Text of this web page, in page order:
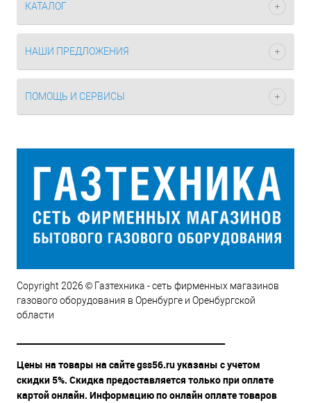
КАТАЛОГ
НАШИ ПРЕДЛОЖЕНИЯ
ПОМОЩЬ И СЕРВИСЫ
Copyright 2026 © Газтехника - сеть фирменных магазинов
газового оборудования в Оренбурге и Оренбургской
области
Цены на товары на сайте gss56.ru указаны с учетом
скидки 5%. Скидка предоставляется только при оплате
картой онлайн. Информацию по онлайн оплате товаров